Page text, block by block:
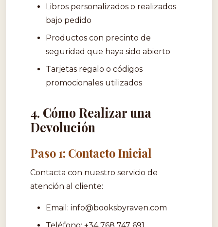
Libros personalizados o realizados
bajo pedido
Productos con precinto de
seguridad que haya sido abierto
Tarjetas regalo o códigos
promocionales utilizados
4. Cómo Realizar una
Devolución
Paso 1: Contacto Inicial
Contacta con nuestro servicio de
atención al cliente:
Email: info@booksbyraven.com